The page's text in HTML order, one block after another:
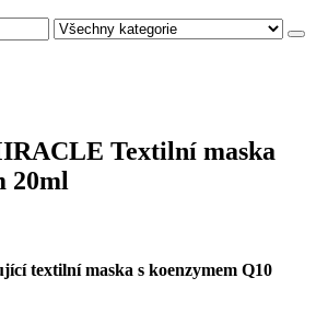
Textilní maska
20ml
textilní maska s koenzymem Q10